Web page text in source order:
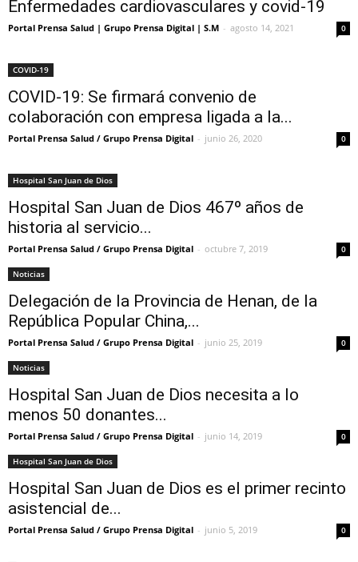
Enfermedades cardiovasculares y covid-19
Portal Prensa Salud | Grupo Prensa Digital | S.M - agosto 14, 2021 0
COVID-19
COVID-19: Se firmará convenio de
colaboración con empresa ligada a la...
Portal Prensa Salud / Grupo Prensa Digital - junio 26, 2020 0
Hospital San Juan de Dios
Hospital San Juan de Dios 467º años de
historia al servicio...
Portal Prensa Salud / Grupo Prensa Digital - octubre 7, 2019 0
Noticias
Delegación de la Provincia de Henan, de la
República Popular China,...
Portal Prensa Salud / Grupo Prensa Digital - junio 25, 2019 0
Noticias
Hospital San Juan de Dios necesita a lo
menos 50 donantes...
Portal Prensa Salud / Grupo Prensa Digital - junio 14, 2019 0
Hospital San Juan de Dios
Hospital San Juan de Dios es el primer recinto
asistencial de...
Portal Prensa Salud / Grupo Prensa Digital - junio 5, 2019 0